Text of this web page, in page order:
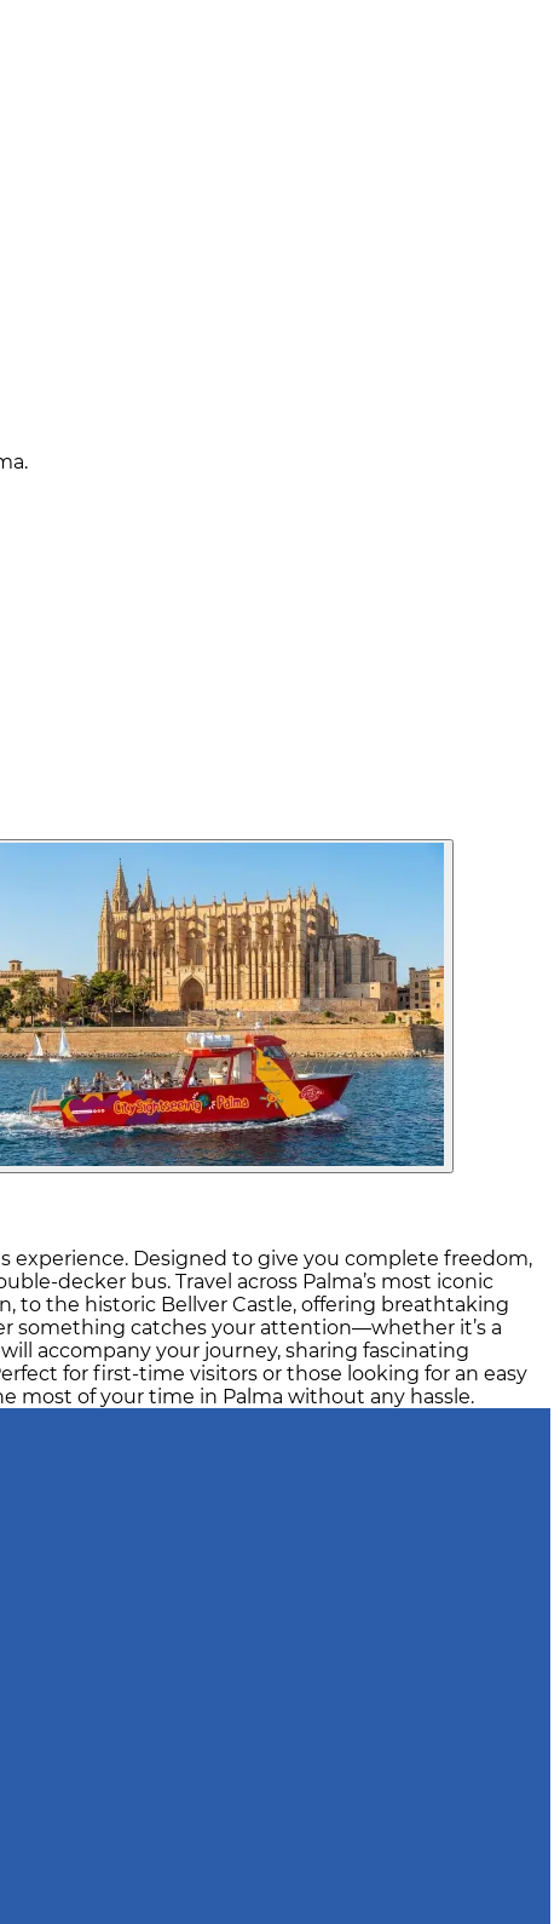
experience. Designed to give you complete freedom,
decker bus. Travel across Palma’s most iconic
to the historic Bellver Castle, offering breathtaking
something catches your attention—whether it’s a
accompany your journey, sharing fascinating
for first-time visitors or those looking for an easy
most of your time in Palma without any hassle.